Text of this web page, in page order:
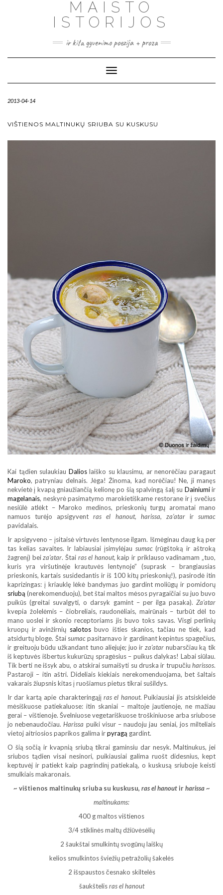
MAISTO
ISTORIJOS
ir kita gyvenimo poezija + proza
Toggle
Navigation
2013-04-14
VIŠTIENOS MALTINUKŲ SRIUBA SU KUSKUSU
Kai tądien sulaukiau Dalioslaiško su klausimu, ar nenorėčiau paragaut
Maroko, patryniau delnais. Jėga! Žinoma, kad norėčiau! Ne, ji manęs
nekvietė į kvapą gniaužiančią kelionę po šią spalvingą šalį su Dainiumiir
magelanais, neskyrė pasimatymo marokietiškame restorane ir į svečius
nesiūlė atlėkt – Maroko medinos, prieskonių turgų aromatai mano
namuos turėjo apsigyventras el hanout, harissa, za’atar irsumac
pavidalais.
Ir apsigyveno – įsitaisė virtuvės lentynose ilgam. Išmėginau daug ką per
tas kelias savaites. Ir labiausiai įsimylėjau sumac(rūgštoką ir aštroką
žagrenį) beiza’atar. Štai ras el hanout,kaip ir priklauso vadinamam „tuo,
kuris yra viršutinėje krautuvės lentynoje” (suprask – brangiausias
prieskonis, kartais susidedantis ir iš 100 kitų prieskonių!), pasirodė itin
kaprizingas: į kriauklę lėkė bandymas juo gardint moliūgų ir pomidorų
sriubą (nerekomenduoju), bet štai maltos mėsos pyragaičiai su juo buvo
puikūs (greitai suvalgyti, o darsyk gamint – per ilga pasaka). Za’atar
kvepia žolelėmis – čiobreliais, raudonėliais, mairūnais – turbūt dėl to
mano uoslei ir skonio receptoriams jis buvo toks savas. Visgi perlinių
kruopų ir avinžirnių salotosbuvo išties skanios, tačiau ne tiek, kad
atsidurtų bloge. Štai sumacpasitarnavo ir gardinant kepintus spagečius,
ir greituoju būdu užkandant tuno aliejuje; juo irza’atar nubarsčiau ką tik
iš keptuvės išbertus kukurūzų spragėsius – puikus dalykas! Labai siūlau.
Tik berti ne išsyk abu, o atskirai sumaišyti su druska ir trupučiu harissos.
Pastaroji – itin aštri. Dideliais kiekiais nerekomenduojama, bet šaltais
vakarais žiupsnis kitas į ruošiamus pietus tikrai sušildys.
Ir dar kartą apie charakteringąjį ras el hanout. Puikiausiai jis atsiskleidė
mėsiškuose patiekaluose: itin skaniai – maltoje jautienoje, ne mažiau
gerai – vištienoje. Švelniuose vegetariškuose troškiniuose arba sriubose
jo nebenaudočiau.Harissa puiki visur – naudoju jau seniai, jos milteliais
vietoj aitriosios paprikos galima irpyragą gardint.
O šią sočią ir kvapnią sriubą tikrai gaminsiu dar nesyk. Maltinukus, jei
sriubos tądien visai nesinori, puikiausiai galima ruošt didesnius, kept
keptuvėj ir patiekt kaip pagrindinį patiekalą, o kuskusą sriuboje keisti
smulkiais makaronais.
~ vištienos maltinukų sriuba su kuskusu, ras el hanoutirharissa~
maltinukams:
400 g maltos vištienos
3/4 stiklinės maltų džiūvėsėlių
2 šaukštai smulkintų svogūnų laiškų
kelios smulkintos šviežių petražolių šakelės
2 išspaustos česnako skiltelės
šaukštelisras el hanout